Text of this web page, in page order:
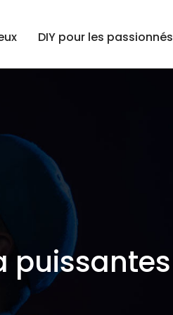
DIY pour les passionnés
puissantes